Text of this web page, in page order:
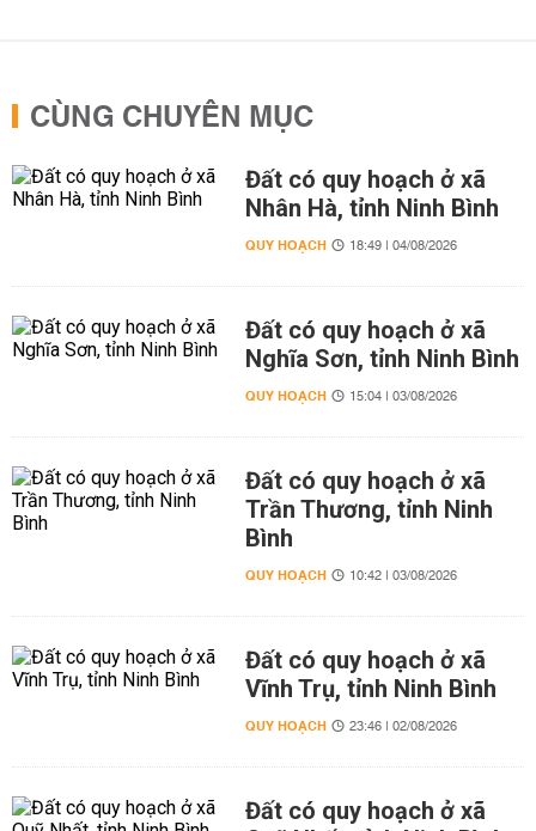
CÙNG CHUYÊN MỤC
Đất có quy hoạch ở xã
Nhân Hà, tỉnh Ninh Bình
QUY HOẠCH 18:49 | 04/08/2026
Đất có quy hoạch ở xã
Nghĩa Sơn, tỉnh Ninh Bình
QUY HOẠCH 15:04 | 03/08/2026
Đất có quy hoạch ở xã
Trần Thương, tỉnh Ninh
Bình
QUY HOẠCH 10:42 | 03/08/2026
Đất có quy hoạch ở xã
Vĩnh Trụ, tỉnh Ninh Bình
QUY HOẠCH 23:46 | 02/08/2026
Đất có quy hoạch ở xã